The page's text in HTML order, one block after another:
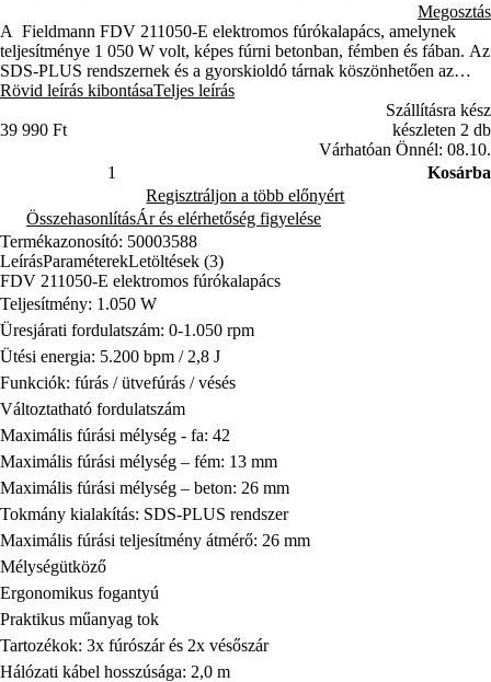
Megosztás
A Fieldmann FDV 211050-E elektromos fúrókalapács, amelynek
teljesítménye 1 050 W volt, képes fúrni betonban, fémben és fában. Az
SDS-PLUS rendszernek és a gyorskioldó tárnak köszönhetően az
eszközváltások gyorsan és kényelmesek.
Rövid leírás kibontásaTeljes leírás
39 990 Ft
Szállításra kész
készleten 2 db
Várhatóan Önnél: 08.10.
Kosárba
Regisztráljon a több előnyért
ÖsszehasonlításÁr és elérhetőség figyelése
Termékazonosító: 50003588
LeírásParaméterekLetöltések (3)
FDV 211050-E elektromos fúrókalapács
Teljesítmény: 1.050 W
Üresjárati fordulatszám: 0-1.050 rpm
Ütési energia: 5.200 bpm / 2,8 J
Funkciók: fúrás / ütvefúrás / vésés
Változtatható fordulatszám
Maximális fúrási mélység - fa: 42
Maximális fúrási mélység – fém: 13 mm
Maximális fúrási mélység – beton: 26 mm
Tokmány kialakítás: SDS-PLUS rendszer
Maximális fúrási teljesítmény átmérő: 26 mm
Mélységütköző
Ergonomikus fogantyú
Praktikus műanyag tok
Tartozékok: 3x fúrószár és 2x vésőszár
Hálózati kábel hosszúsága: 2,0 m